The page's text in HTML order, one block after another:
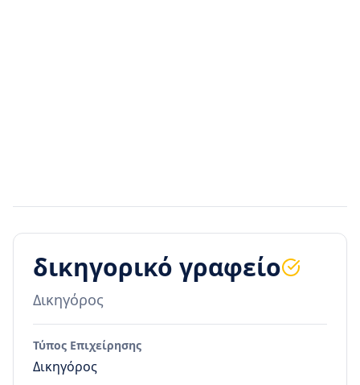
δικηγορικό γραφείο
Δικηγόρος
Τύπος Επιχείρησης
Δικηγόρος